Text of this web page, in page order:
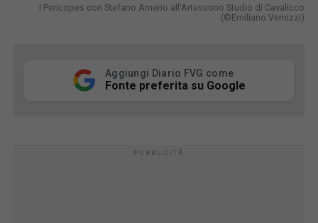
I Pericopes con Stefano Amerio all'Artesuono Studio di Cavalicco
(©Emiliano Vernizzi)
Aggiungi Diario FVG come
Fonte preferita su Google